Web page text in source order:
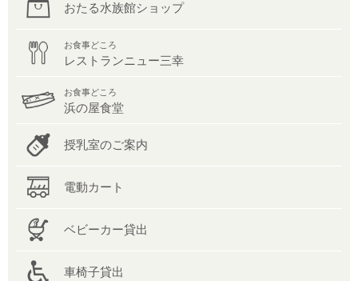
おたる水族館ショップ
お食事どころ
レストランニュー三幸
お食事どころ
浜の屋食堂
授乳室のご案内
電動カート
ベビーカー貸出
車椅子貸出